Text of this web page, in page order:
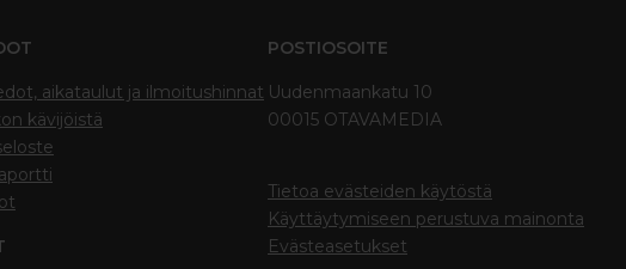
aikataulut ja ilmoitushinnat
kävijöistä
POSTIOSOITE
Uudenmaankatu 10
00015 OTAVAMEDIA
Tietoa evästeiden käytöstä
Käyttäytymiseen perustuva mainonta
Evästeasetukset